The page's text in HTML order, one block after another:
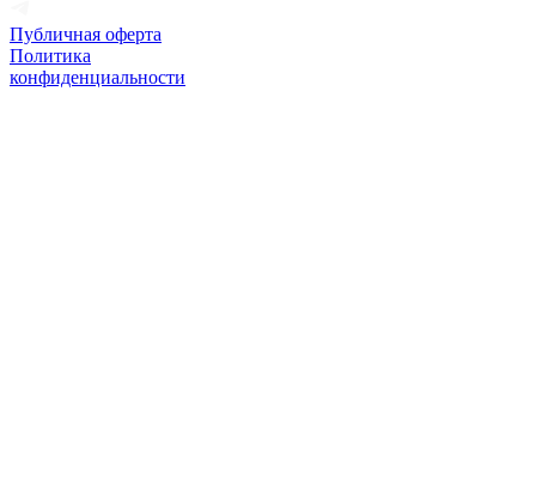
Публичная оферта
Политика
конфиденциальности